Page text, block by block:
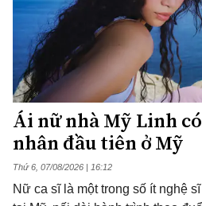
Ái nữ nhà Mỹ Linh
nhân đầu tiên ở Mỹ
Thứ 6, 07/08/2026 | 16:12
Nữ ca sĩ là một trong số ít nghệ